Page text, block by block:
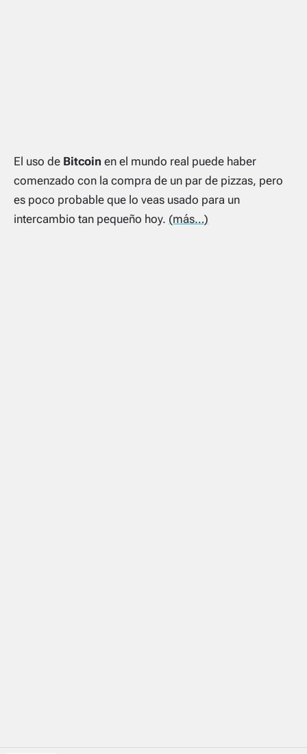
El uso de Bitcoin en el mundo real puede haber
comenzado con la compra de un par de pizzas, pero
es poco probable que lo veas usado para un
intercambio tan pequeño hoy. (más…)